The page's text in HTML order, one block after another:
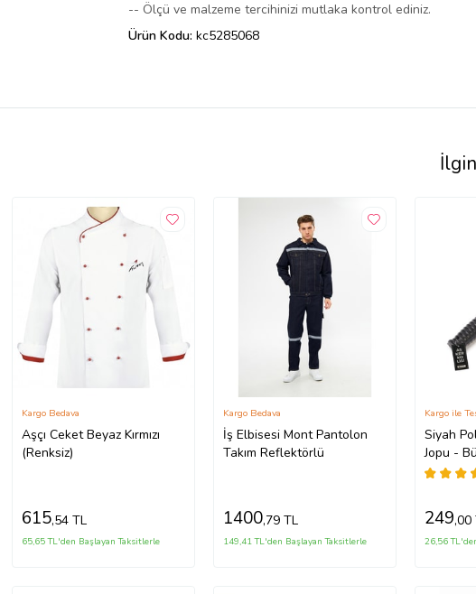
-- Ölçü ve malzeme tercihinizi mutlaka kontrol ediniz.
Ürün Kodu: kc5285068
Aşçı Ceket Beyaz Kırmızı
(Renksiz)
Kargo Bedava
615,54 TL
65,65 TL'den Başlayan Taksitlerle
İş Elbisesi Mont Pantolon
Takım Reflektörlü
Kargo Bedava
1400,79 TL
149,41 TL'den Başlayan Taksitlerle
Siyah
Jopu -
Kargo ile
249,00
26,56